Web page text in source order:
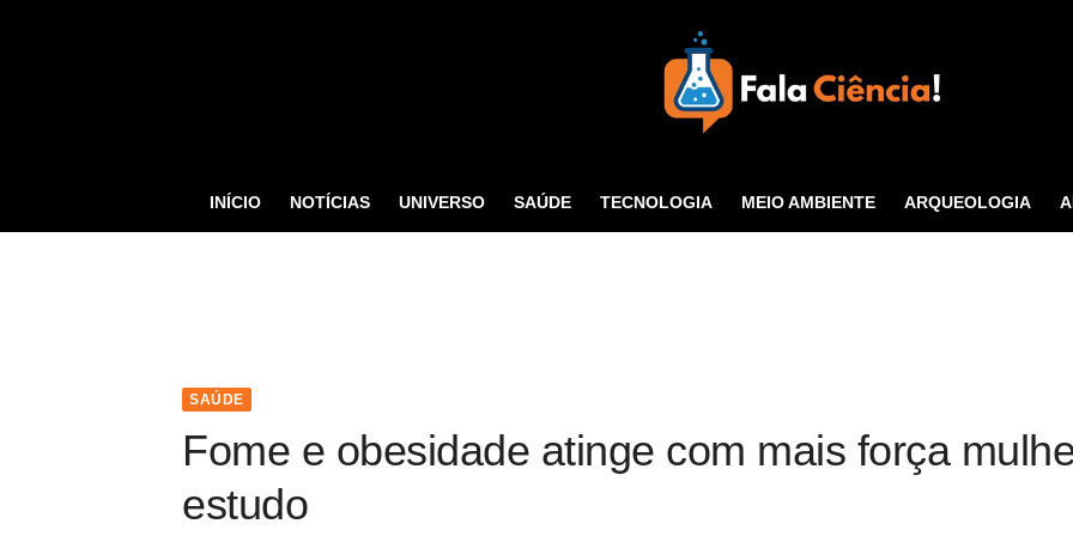
Tecnologia
INÍCIO NOTÍCIAS UNIVERSO SAÚDE TECNOLOGIA MEIO AMBIENTE ARQUEOLOGIA
SAÚDE
Fome e obesidade atinge com mais força
estudo